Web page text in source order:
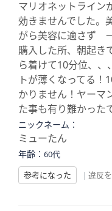
マリオネットライン
効きませんでした。
がら美容に適さず
購入した所、朝起き
ら着けて10分位、、
トが薄くなってる
かりません！ヤーマ
た事も有り難かった
ニックネーム：
ミューたん
年齢： 60代
参考になった
| 違反